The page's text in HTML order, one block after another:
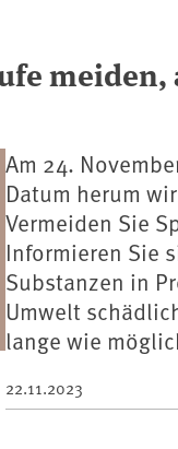
Am 24.
Datum herum
Vermeiden Sie
Informieren Sie
Substanzen in
Umwelt
lange wie
22.11.2023